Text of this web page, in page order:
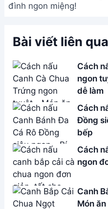
đình ngon miệng!
Bài viết liên
Cách
ngon
dễ làm
Cách
Đồng
bếp
Cách
ngon
Canh
Món